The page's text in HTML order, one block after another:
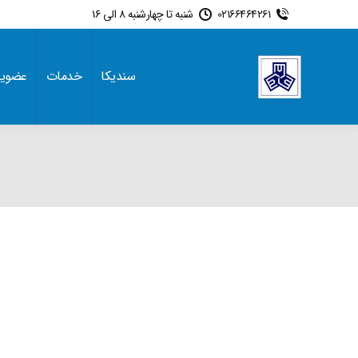
02166464261 شنبه تا چهارشنبه 8 الی 16
سندیکا خدمات